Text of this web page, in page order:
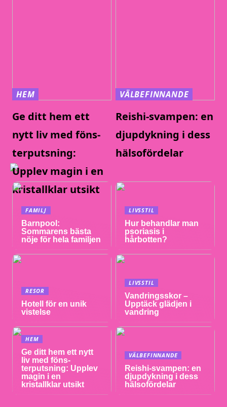
HEM
Ge ditt hem ett
nytt liv med föns-
terputsning:
Upplev magin i en
kristallklar utsikt
VÄLBEFINNANDE
Reishi-svampen: en
djupdykning i dess
hälsofördelar
FAMILJ
Barnpool:
Sommarens bästa
nöje för hela familjen
LIVSSTIL
Hur behandlar man
psoriasis i
hårbotten?
RESOR
Hotell för en unik
vistelse
LIVSSTIL
Vandringsskor –
Upptäck glädjen i
vandring
HEM
Ge ditt hem ett nytt
liv med föns-
terputsning: Upplev
magin i en
kristallklar utsikt
VÄLBEFINNANDE
Reishi-svampen: en
djupdykning i dess
hälsofördelar